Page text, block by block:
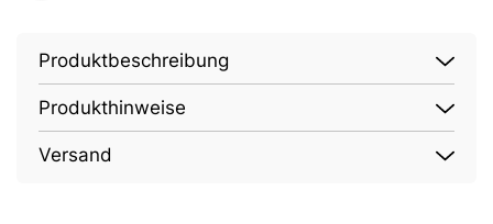
Produktbeschreibung
Produkthinweise
Versand